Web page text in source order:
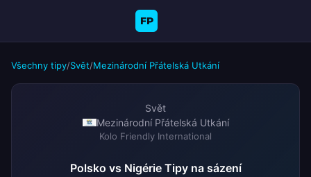
FP
Všechny tipy/Svět/Mezinárodní Přátelská Utkání
Svět
Mezinárodní Přátelská Utkání
Kolo Friendly International
Polsko vs Nigérie Tipy na sázení